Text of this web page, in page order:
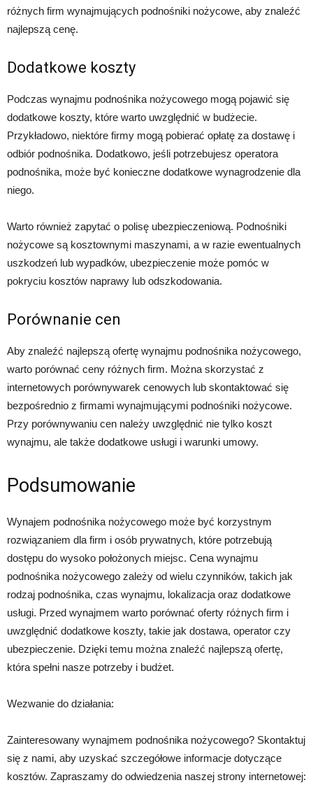
różnych firm wynajmujących podnośniki nożycowe, aby znaleźć
najlepszą cenę.
Dodatkowe koszty
Podczas wynajmu podnośnika nożycowego mogą pojawić się
dodatkowe koszty, które warto uwzględnić w budżecie.
Przykładowo, niektóre firmy mogą pobierać opłatę za dostawę i
odbiór podnośnika. Dodatkowo, jeśli potrzebujesz operatora
podnośnika, może być konieczne dodatkowe wynagrodzenie dla
niego.
Warto również zapytać o polisę ubezpieczeniową. Podnośniki
nożycowe są kosztownymi maszynami, a w razie ewentualnych
uszkodzeń lub wypadków, ubezpieczenie może pomóc w
pokryciu kosztów naprawy lub odszkodowania.
Porównanie cen
Aby znaleźć najlepszą ofertę wynajmu podnośnika nożycowego,
warto porównać ceny różnych firm. Można skorzystać z
internetowych porównywarek cenowych lub skontaktować się
bezpośrednio z firmami wynajmującymi podnośniki nożycowe.
Przy porównywaniu cen należy uwzględnić nie tylko koszt
wynajmu, ale także dodatkowe usługi i warunki umowy.
Podsumowanie
Wynajem podnośnika nożycowego może być korzystnym
rozwiązaniem dla firm i osób prywatnych, które potrzebują
dostępu do wysoko położonych miejsc. Cena wynajmu
podnośnika nożycowego zależy od wielu czynników, takich jak
rodzaj podnośnika, czas wynajmu, lokalizacja oraz dodatkowe
usługi. Przed wynajmem warto porównać oferty różnych firm i
uwzględnić dodatkowe koszty, takie jak dostawa, operator czy
ubezpieczenie. Dzięki temu można znaleźć najlepszą ofertę,
która spełni nasze potrzeby i budżet.
Wezwanie do działania:
Zainteresowany wynajmem podnośnika nożycowego? Skontaktuj
się z nami, aby uzyskać szczegółowe informacje dotyczące
kosztów. Zapraszamy do odwiedzenia naszej strony internetowej: